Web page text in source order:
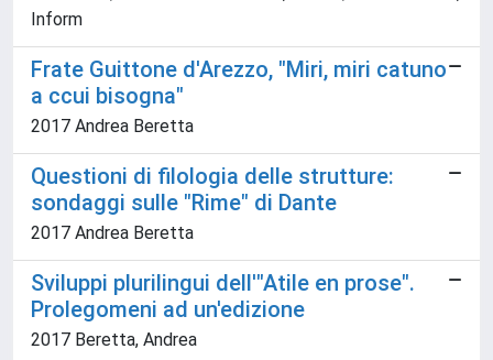
Inform
Frate Guittone d'Arezzo, "Miri, miri catuno
a ccui bisogna"
2017 Andrea Beretta
Questioni di filologia delle strutture:
sondaggi sulle "Rime" di Dante
2017 Andrea Beretta
Sviluppi plurilingui dell'"Atile en prose".
Prolegomeni ad un'edizione
2017 Beretta, Andrea